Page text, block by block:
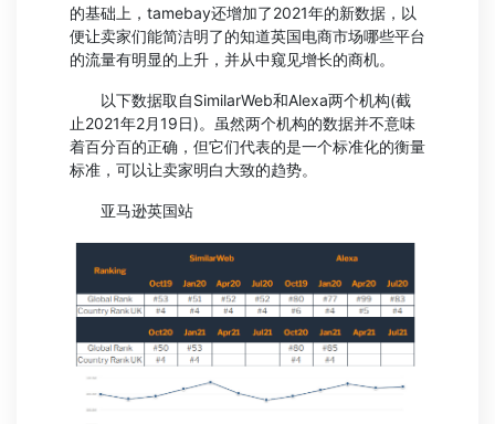
的基础上，tamebay还增加了2021年的新数据，以
便让卖家们能简洁明了的知道英国电商市场哪些平台
的流量有明显的上升，并从中窥见增长的商机。
以下数据取自SimilarWeb和Alexa两个机构(截
止2021年2月19日)。虽然两个机构的数据并不意味
着百分百的正确，但它们代表的是一个标准化的衡量
标准，可以让卖家明白大致的趋势。
亚马逊英国站